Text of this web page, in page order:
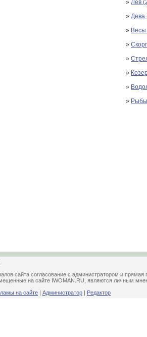
» Лев
» Дева
» Весы
»
»
»
»
» Рыбы
сайта согласование с администратором и прямая
на сайте IWOMAN.RU, являются личным
на сайте | Администратор | Редактор